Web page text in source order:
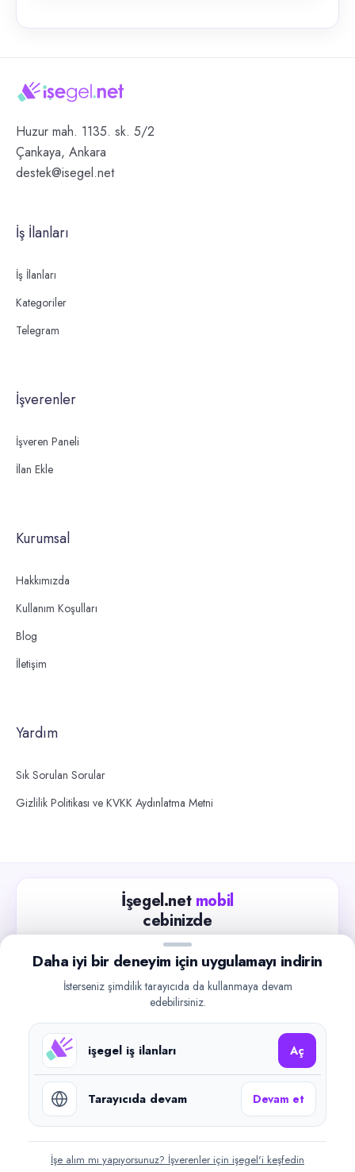
Huzur mah. 1135. sk. 5/2
Çankaya, Ankara
destek@isegel.net
İş İlanları
İş İlanları
Kategoriler
Telegram
İşverenler
İşveren Paneli
İlan Ekle
Kurumsal
Hakkımızda
Kullanım Koşulları
Blog
İletişim
Yardım
Sık Sorulan Sorular
Gizlilik Politikası ve KVKK Aydınlatma Metni
İşegel.net mobil
cebinizde
Güncel iş ilanlarını takip edin, işverenlerle hızlıca
iletişime geçin.
Google Play
©2026işegel.net. Tüm hakları saklıdır.
işegel.net bir ilan yayın platformudur; iş bulma aracılığı veya işe
yerleştirme faaliyeti yapmaz.
Daha iyi bir deneyim için uygulamayı indirin
İsterseniz şimdilik tarayıcıda da kullanmaya devam
edebilirsiniz.
işegel iş ilanları Aç
Tarayıcıda devam Devam et
İşe alım mı yapıyorsunuz? İşverenler için işegel'i keşfedin